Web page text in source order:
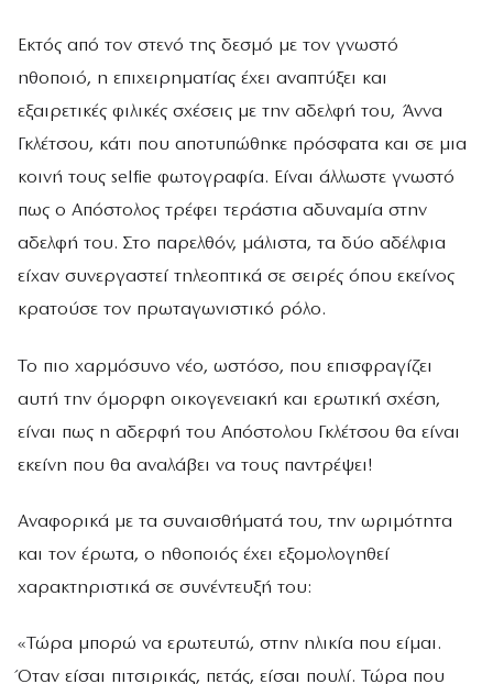
Εκτός από τον στενό της δεσμό με τον γνωστό
ηθοποιό, η επιχειρηματίας έχει αναπτύξει και
εξαιρετικές φιλικές σχέσεις με την αδελφή του, Άννα
Γκλέτσου, κάτι που αποτυπώθηκε πρόσφατα και σε μια
κοινή τους selfie φωτογραφία. Είναι άλλωστε γνωστό
πως ο Απόστολος τρέφει τεράστια αδυναμία στην
αδελφή του. Στο παρελθόν, μάλιστα, τα δύο αδέλφια
είχαν συνεργαστεί τηλεοπτικά σε σειρές όπου εκείνος
κρατούσε τον πρωταγωνιστικό ρόλο.
Το πιο χαρμόσυνο νέο, ωστόσο, που επισφραγίζει
αυτή την όμορφη οικογενειακή και ερωτική σχέση,
είναι πως η αδερφή του Απόστολου Γκλέτσου θα είναι
εκείνη που θα αναλάβει να τους παντρέψει!
Αναφορικά με τα συναισθήματά του, την ωριμότητα
και τον έρωτα, ο ηθοποιός έχει εξομολογηθεί
χαρακτηριστικά σε συνέντευξή του:
«Τώρα μπορώ να ερωτευτώ, στην ηλικία που είμαι.
Όταν είσαι πιτσιρικάς, πετάς, είσαι πουλί. Τώρα που